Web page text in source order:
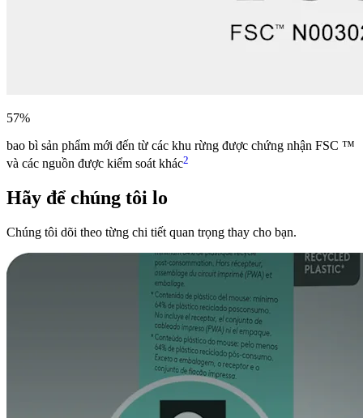
57%
bao bì sản phẩm mới đến từ các khu rừng được chứng nhận FSC ™
và các nguồn được kiểm soát khác2
Hãy để chúng tôi lo
Chúng tôi dõi theo từng chi tiết quan trọng thay cho bạn.